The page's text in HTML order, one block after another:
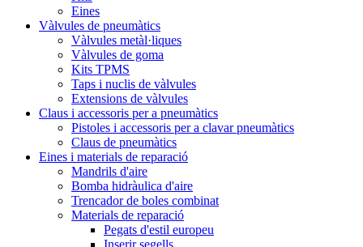
Eines
Vàlvules de pneumàtics
Vàlvules metàl·liques
Vàlvules de goma
Kits TPMS
Taps i nuclis de vàlvules
Extensions de vàlvules
Claus i accessoris per a pneumàtics
Pistoles i accessoris per a clavar pneumàtics
Claus de pneumàtics
Eines i materials de reparació
Mandrils d'aire
Bomba hidràulica d'aire
Trencador de boles combinat
Materials de reparació
Pegats d'estil europeu